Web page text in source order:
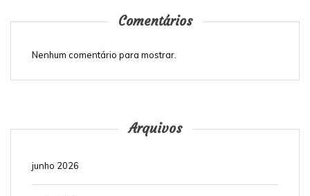
Comentários
Nenhum comentário para mostrar.
Arquivos
junho 2026